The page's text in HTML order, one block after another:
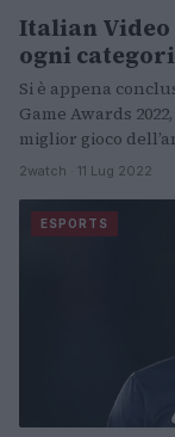
Italian
ogni
Si è appena
Game Awards
miglior gioco
2watch · 11 Lug 2022
ESPORTS